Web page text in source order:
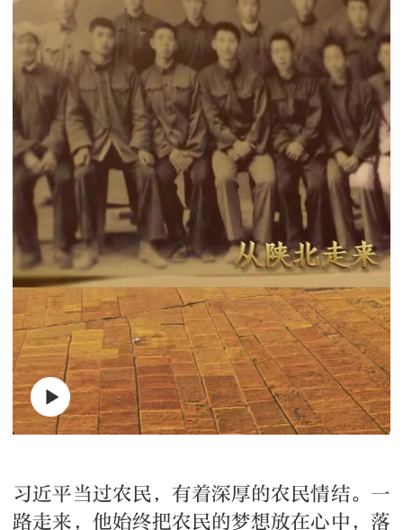
习近平当过农民，有着深厚的农民情结。一
路走来，他始终把农民的梦想放在心中，落